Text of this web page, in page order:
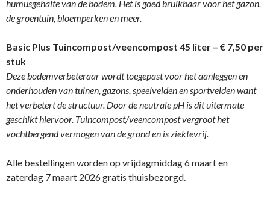
humusgehalte van de bodem. Het is goed bruikbaar voor het gazon,
de groentuin, bloemperken en meer.
Basic Plus Tuincompost/veencompost 45 liter – € 7,50 per
stuk
Deze bodemverbeteraar wordt toegepast voor het aanleggen en
onderhouden van tuinen, gazons, speelvelden en sportvelden want
het verbetert de structuur. Door de neutrale pH is dit uitermate
geschikt hiervoor. Tuincompost/veencompost vergroot het
vochtbergend vermogen van de grond en is ziektevrij.
Alle bestellingen wordenop vrijdagmiddag 6 maart en
zaterdag 7 maart 2026 gratis thuisbezorgd.